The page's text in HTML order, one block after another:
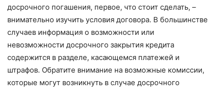
досрочного погашения, первое, что стоит сделать, –
внимательно изучить условия договора. В большинстве
случаев информация о возможности или
невозможности досрочного закрытия кредита
содержится в разделе, касающемся платежей и
штрафов. Обратите внимание на возможные комиссии,
которые могут возникнуть в случае досрочного